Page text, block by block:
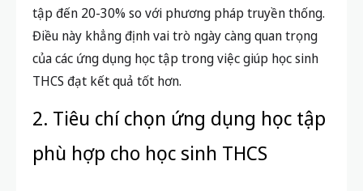
tập đến 20-30% so với phương pháp truyền thống.
Điều này khẳng định vai trò ngày càng quan trọng
của các ứng dụng học tập trong việc giúp học sinh
THCS đạt kết quả tốt hơn.
2. Tiêu chí chọn ứng dụng học tập
phù hợp cho học sinh THCS